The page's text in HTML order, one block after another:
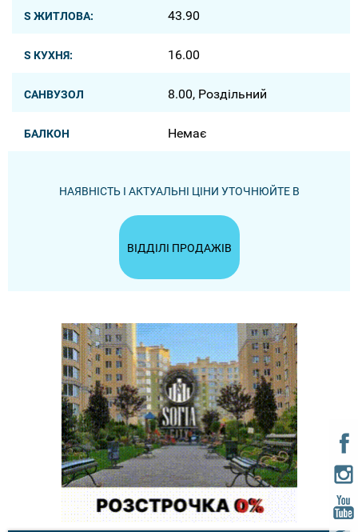
S ЖИТЛОВА: 43.90
S КУХНЯ: 16.00
САНВУЗОЛ 8.00, Роздільний
БАЛКОН Немає
НАЯВНІСТЬ І АКТУАЛЬНІ ЦІНИ УТОЧНЮЙТЕ В
ВІДДІЛІ ПРОДАЖІВ